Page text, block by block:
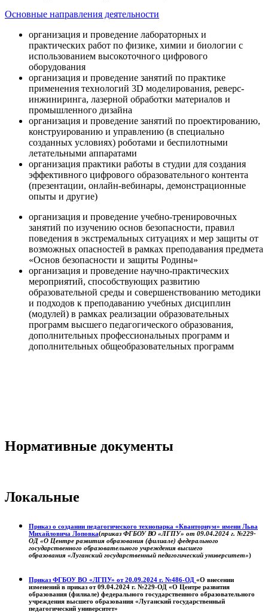
Основные направления деятельности
организация и проведение лабораторных и
практических работ по физике, химии и биологии с
использованием высокоточного цифрового
оборудования
организация и проведение занятий по практике
применения технологий 3D моделирования, реверс-
инжиниринга, лазерной обработки материалов и
промышленного дизайна
организация и проведение занятий по проектированию,
конструированию и управлению (в специально
созданных условиях) роботами и беспилотными
летательными аппаратами
организация практики работы в студии для создания
эффективного цифрового образовательного контента
(презентации, онлайн-вебинары, демонстрационные
опыты и другие)
организация и проведение учебно-тренировочных
занятий по изучению основ безопасности, правил
поведения в экстремальных ситуациях и мер защиты от
возможных опасностей в рамках преподавания предмета
«Основ безопасности и защиты Родины»
организация и проведение научно-практических
мероприятий, способствующих развитию
образовательной среды и совершенствованию методики
и подходов к преподаванию учебных дисциплин
(модулей) в рамках реализации образовательных
программ высшего педагогического образования,
дополнительных профессиональных программ и
дополнительных общеобразовательных программ
Нормативные документы
Локальные
Приказ о создании педагогического технопарка «Кванториум» имени Льва
Михайловича Лоповка(приказ ФГБОУ ВО «ЛГПУ» от 09.04.2024 г. №229-
ОД «О Центре развития образования (филиале) федерального
государственного образовательного учреждения высшего
образования «Луганский государственный педагогический университет»)
Приказ ФГБОУ ВО «ЛГПУ» от 20.09.2024 г. №486-ОД «О внесении
изменений в приказ от 09.04.2024 г. №229-ОД «О Центре развития
образования (филиале) федерального государственного образовательного
учреждения высшего образования «Луганский государственный
педагогический университет»